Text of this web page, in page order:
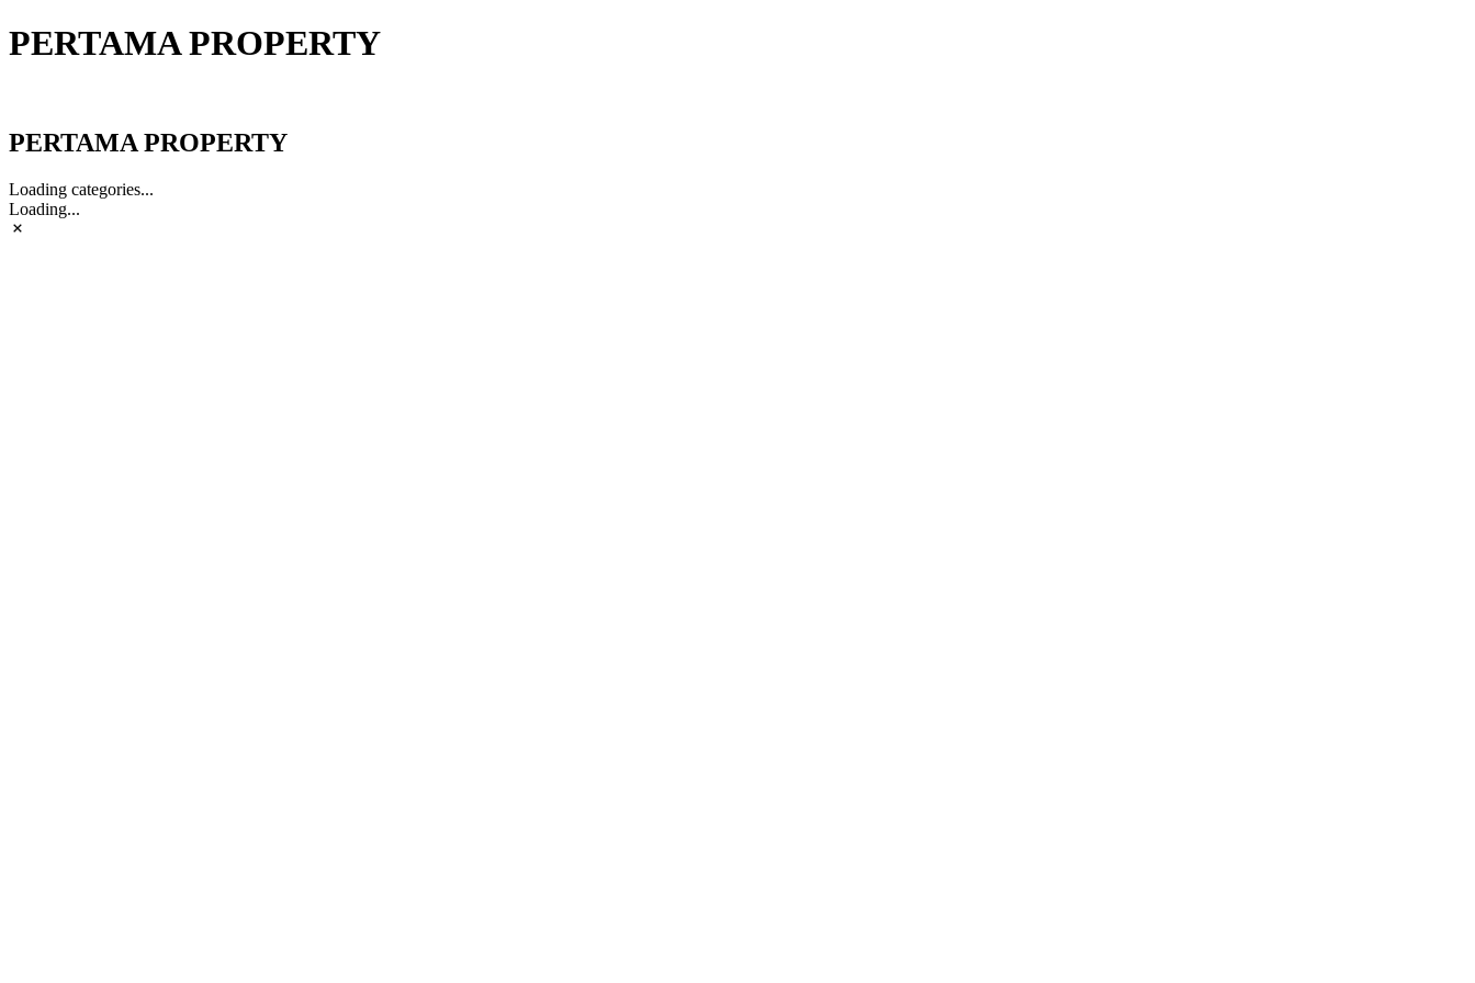
PERTAMA PROPERTY
PERTAMA PROPERTY
Loading categories...
Loading...